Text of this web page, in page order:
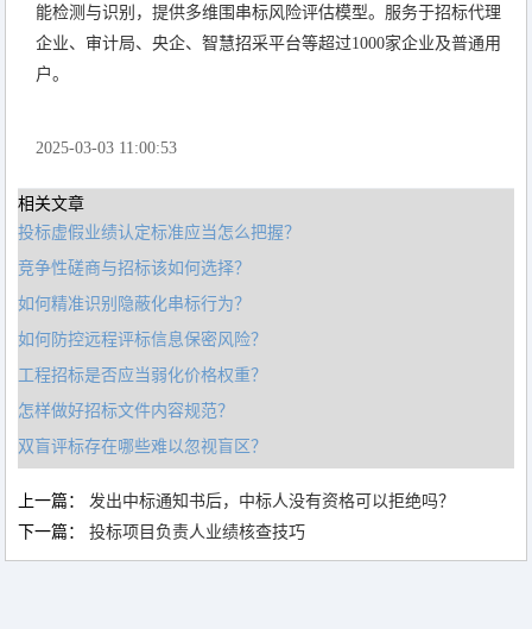
能检测与识别，提供多维围串标风险评估模型。服务于招标代理
企业、审计局、央企、智慧招采平台等超过1000家企业及普通用
户。
2025-03-03 11:00:53
相关文章
投标虚假业绩认定标准应当怎么把握？
竞争性磋商与招标该如何选择？
如何精准识别隐蔽化串标行为？
如何防控远程评标信息保密风险？
工程招标是否应当弱化价格权重？
怎样做好招标文件内容规范？
双盲评标存在哪些难以忽视盲区？
上一篇：发出中标通知书后，中标人没有资格可以拒绝吗？
下一篇：投标项目负责人业绩核查技巧